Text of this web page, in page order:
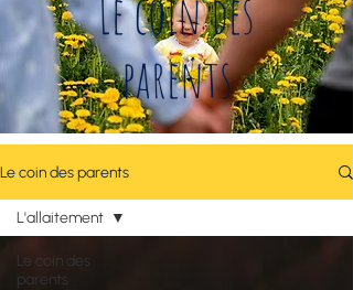
Le coin des
parents
Le coin des parents
Le coin des
parents
L'allaitement